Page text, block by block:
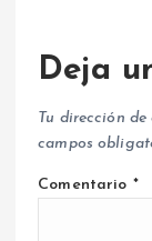
Deja
Tu dirección
campos
Comentario *